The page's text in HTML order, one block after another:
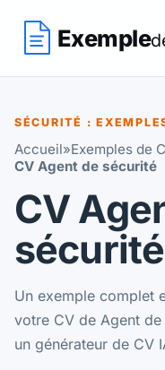
Exemple
SÉCURITÉ :
Accueil»Exemples de
CV Agent de sécurité
CV
sécurité
Un exemple complet
votre CV de Agent
un générateur de CV